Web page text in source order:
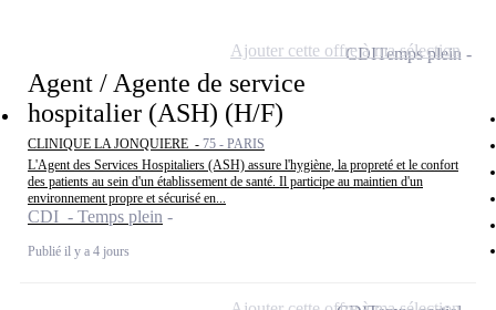
Agent / Agente de service
hospitalier (ASH) (H/F)
CLINIQUE LA JONQUIERE - 75 - PARIS
L'Agent des Services Hospitaliers (ASH) assure l'hygiène, la propreté et le confort
des patients au sein d'un établissement de santé. Il participe au maintien d'un
environnement propre et sécurisé en...
CDI - Temps plein
Publié il y a 4 jours
CDITemps plein
Ajouter cette offre à ma sélection